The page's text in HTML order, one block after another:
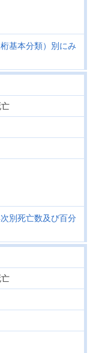
基本分類）別にみ
別死亡数及び百分